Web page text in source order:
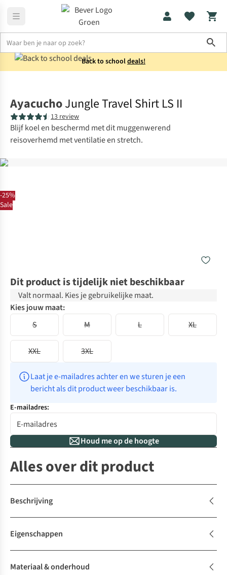
Back to schooldeals!
-25%
Sale
AyacuchoJungle Travel Shirt LS II
13 review
Blijf koel en beschermd met dit muggenwerend
reisoverhemd met ventilatie en stretch.
Dit product is tijdelijk niet beschikbaar
Valt normaal. Kies je gebruikelijke maat.
Kies jouw maat:
S
M L XL
XXL 3XL
Laat je e-mailadres achter en we sturen je een
bericht als dit product weer beschikbaar is.
E-mailadres:
Houd me op de hoogte
Alles over dit product
Beschrijving
Eigenschappen
Materiaal & onderhoud